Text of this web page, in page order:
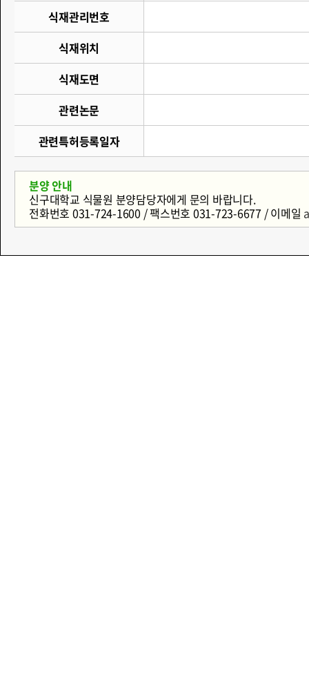
식재관리번호
식재위치
식재도면
관련논문
관련특허등록일자
분양 안내
신구대학교 식물원 분양담당자에게 문의 바랍니다.
전화번호 031-724-1600 / 팩스번호 031-723-6677 / 이메일